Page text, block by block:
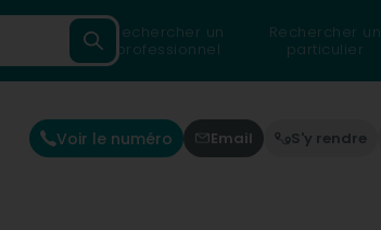
Rechercher un
professionnel
Rechercher un
particulier
Voir le numéro Email S'y rendre